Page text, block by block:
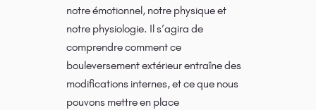
notre émotionnel, notre physique et
notre physiologie. Il s’agira de
comprendre comment ce
bouleversement extérieur entraîne des
modifications internes, et ce que nous
pouvons mettre en place